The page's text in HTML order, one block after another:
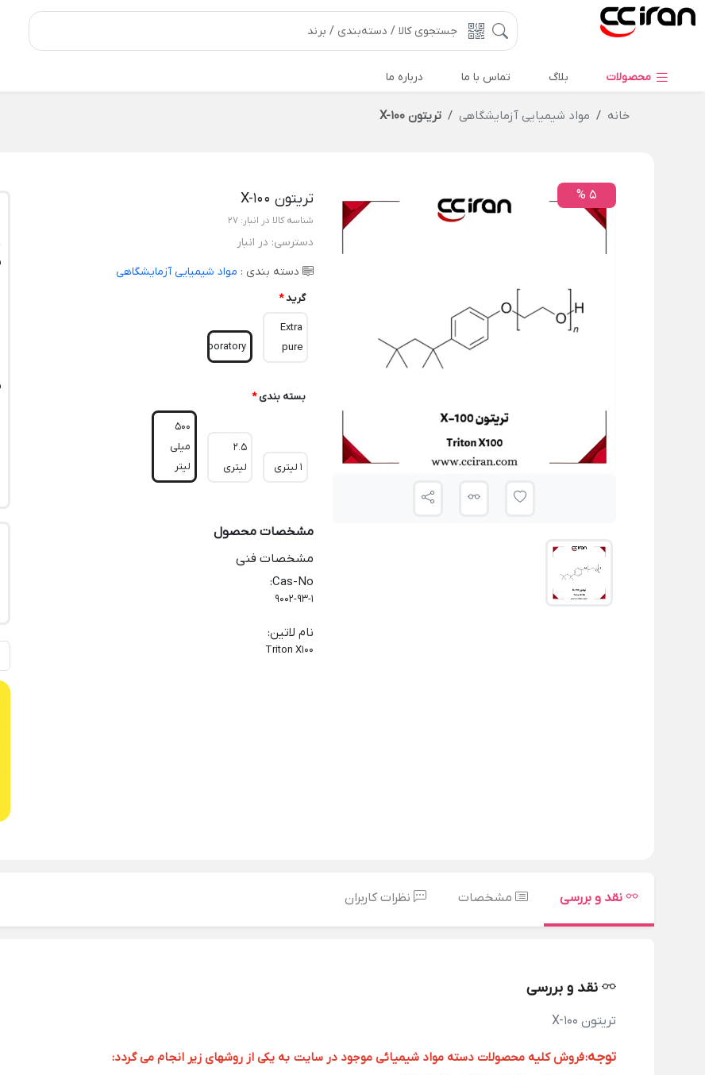
محصولات بلاگ تماس با ما درباره ما
خانه مواد شیمیایی آزمایشگاهی تریتون X-100
5 % تریتون X-100
شناسه کالا در انبار: 27
دسترسی: در انبار
دسته بندی : مواد شیمیایی آزمایشگاهی
گرید*
Extra
pure
Laboratory
بسته بندی *
1 لیتری
2.5
لیتری
500
میلی
لیتر
مشخصات محصول
مشخصات فنی
Cas-No
:
9002-93-1
نام لاتین:
Triton X100
نقد و بررسی مشخصات نظرات کاربران
نقد و بررسی
تریتون X-100
توجه:فروش کلیه محصولات دسته مواد شیمیائی موجود در سایت به یکی از روشهای زیر انجام می گردد: